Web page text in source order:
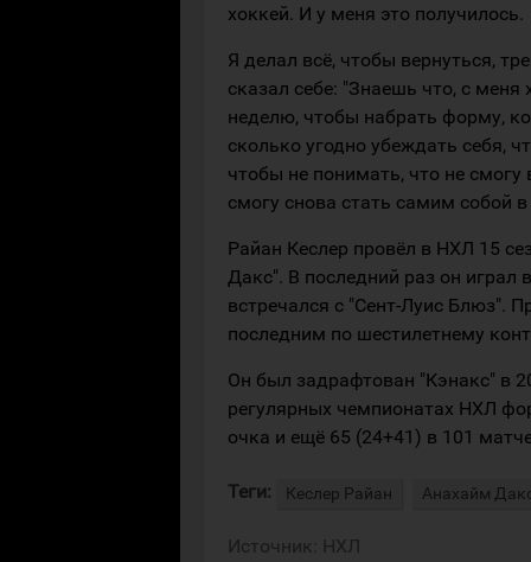
хоккей. И у меня это получилось.
Я делал всё, чтобы вернуться,
сказал себе: "Знаешь что, с
неделю, чтобы набрать форму,
сколько угодно убеждать себя,
чтобы не понимать, что не
смогу снова стать самим собой
Райан Кеслер провёл в НХЛ 15
Дакс". В последний раз он играл
встречался с "Сент-Луис Блюз".
последним по шестилетнему
Он был задрафтован "Кэнакс" в
регулярных чемпионатах НХЛ
очка и ещё 65 (24+41) в 101
Теги: Кеслер Райан Анахайм
Источник: НХЛ